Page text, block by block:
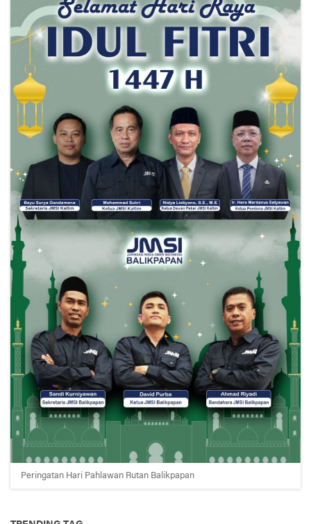
Peringatan Hari Pahlawan Rutan Balikpapan